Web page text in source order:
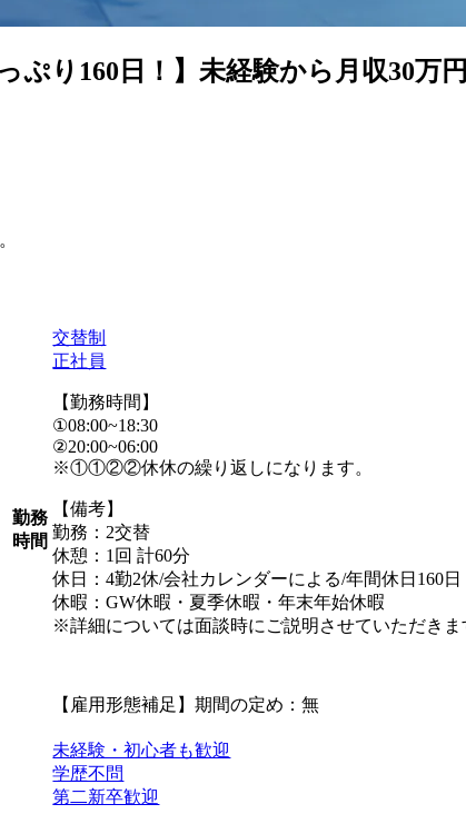
っぷり160日！】未経験から月収30
勤務
時間
交替制
正社員
【勤務時間】
①08:00~18:30
②20:00~06:00
※①①②②休休の繰り返しになります。
【備考】
勤務：2交替
休憩：1回 計60分
休日：4勤2休/会社カレンダーによる/年間休日160日
休暇：GW休暇・夏季休暇・年末年始休暇
※詳細については面談時にご説明させていただきま
【雇用形態補足】期間の定め：無
未経験・初心者も歓迎
学歴不問
第二新卒歓迎